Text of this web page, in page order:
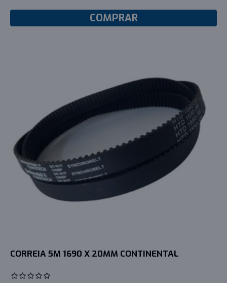
COMPRAR
CORREIA 5M 1690 X 20MM CONTINENTAL